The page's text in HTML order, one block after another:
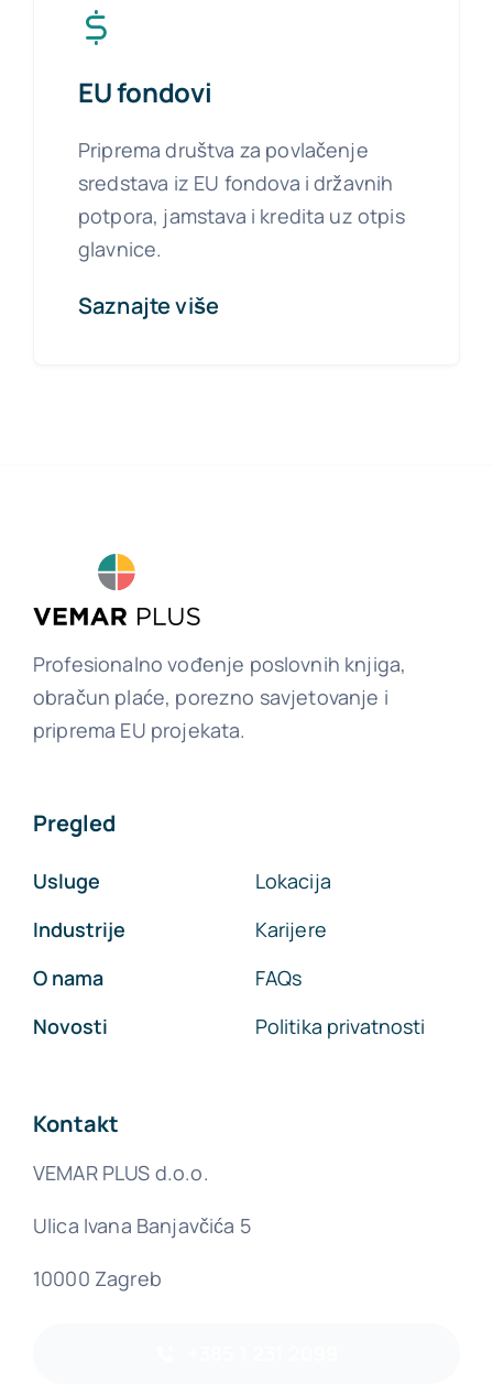
EU fondovi
Priprema društva za povlačenje
sredstava iz EU fondova i državnih
potpora, jamstava i kredita uz otpis
glavnice.
Saznajte više
Profesionalno vođenje poslovnih knjiga,
obračun plaće, porezno savjetovanje i
priprema EU projekata.
Pregled
Usluge
Industrije
O nama
Novosti
Lokacija
Karijere
FAQs
Politika privatnosti
Kontakt
VEMAR PLUS d.o.o.
Ulica Ivana Banjavčića 5
10000 Zagreb